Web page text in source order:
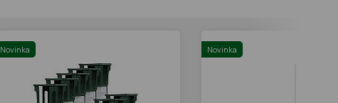
Novinka Novinka